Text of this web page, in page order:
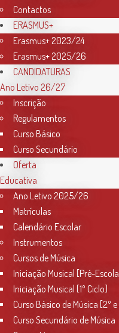
Contactos
Rua Miguel Bombarda,
2000-080 Santarém
Contactos
ERASMUS+
Erasmus+ 2023/24
Erasmus+ 2025/26
CANDIDATURAS
Ano Letivo 26/27
Inscrição
Regulamentos
Curso Básico
Curso Secundário
Oferta
Educativa
Ano Letivo 2025/26
Matrículas
Calendário Escolar
Instrumentos
Cursos de Música
Iniciação Musical [Pré-
Iniciação Musical [1º Ciclo]
Curso Básico de Música [2º e
Curso Secundário de Música